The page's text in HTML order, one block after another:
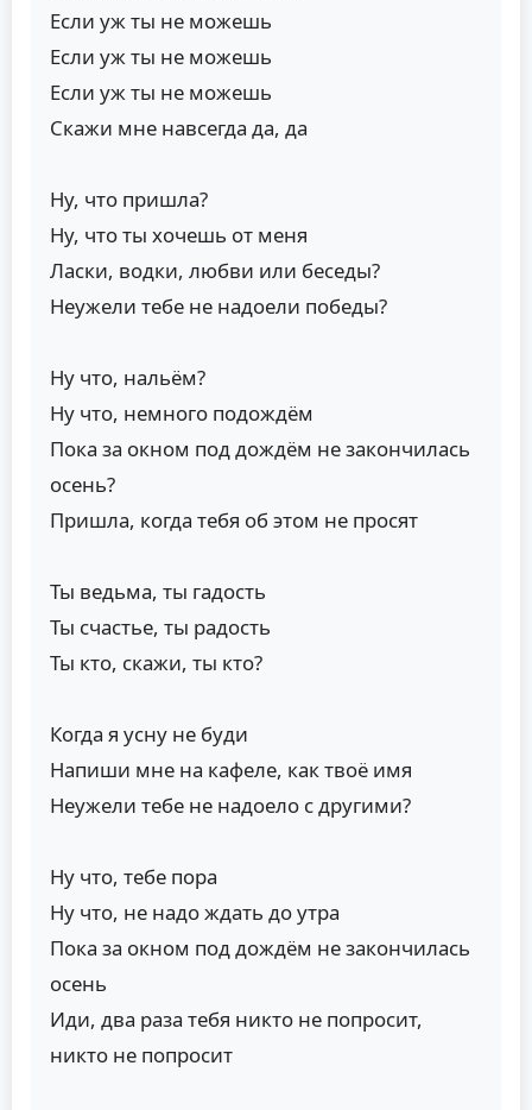
Если уж ты не можешь
Если уж ты не можешь
Если уж ты не можешь
Скажи мне навсегда да, да
Ну, что пришла?
Ну, что ты хочешь от меня
Ласки, водки, любви или беседы?
Неужели тебе не надоели победы?
Ну что, нальём?
Ну что, немного подождём
Пока за окном под дождём не закончилась
осень?
Пришла, когда тебя об этом не просят
Ты ведьма, ты гадость
Ты счастье, ты радость
Ты кто, скажи, ты кто?
Когда я усну не буди
Напиши мне на кафеле, как твоё имя
Неужели тебе не надоело с другими?
Ну что, тебе пора
Ну что, не надо ждать до утра
Пока за окном под дождём не закончилась
осень
Иди, два раза тебя никто не попросит,
никто не попросит